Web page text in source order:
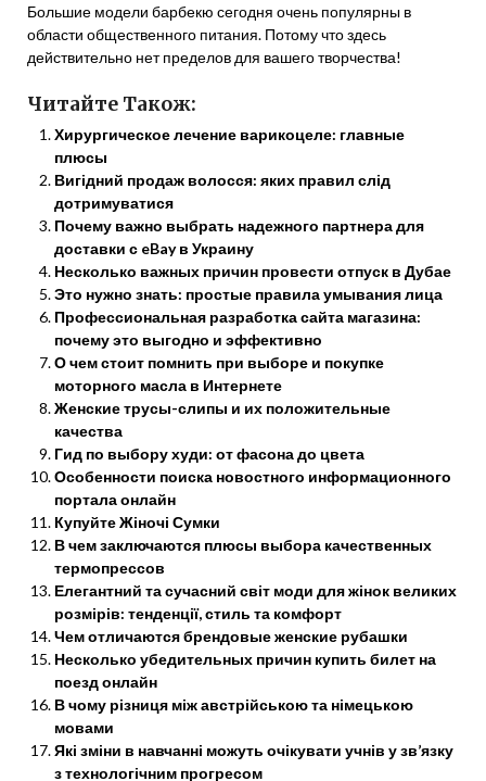
Большие модели барбекю сегодня очень популярны в
области общественного питания. Потому что здесь
действительно нет пределов для вашего творчества!
Читайте Також:
Хирургическое лечение варикоцеле: главные
плюсы
Вигідний продаж волосся: яких правил слід
дотримуватися
Почему важно выбрать надежного партнера для
доставки с eBay в Украину
Несколько важных причин провести отпуск в Дубае
Это нужно знать: простые правила умывания лица
Профессиональная разработка сайта магазина:
почему это выгодно и эффективно
О чем стоит помнить при выборе и покупке
моторного масла в Интернете
Женские трусы-слипы и их положительные
качества
Гид по выбору худи: от фасона до цвета
Особенности поиска новостного информационного
портала онлайн
Купуйте Жіночі Сумки
В чем заключаются плюсы выбора качественных
термопрессов
Елегантний та сучасний світ моди для жінок великих
розмірів: тенденції, стиль та комфорт
Чем отличаются брендовые женские рубашки
Несколько убедительных причин купить билет на
поезд онлайн
В чому різниця між австрійською та німецькою
мовами
Які зміни в навчанні можуть очікувати учнів у зв’язку
з технологічним прогресом